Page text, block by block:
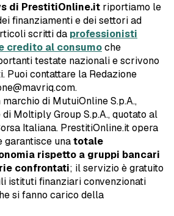
di PrestitiOnline.it riportiamo le
finanziamenti e dei settori ad
scritti da professionisti
credito al consumoche
testate nazionali e scrivono
Puoi contattare la Redazione
di MutuiOnline S.p.A.,
Moltiply Group S.p.A., quotato al
Italiana. PrestitiOnline.it opera
garantisce unatotale
rispetto a gruppi bancari
confrontati; il servizio è gratuito
istituti finanziari convenzionati
si fanno carico della